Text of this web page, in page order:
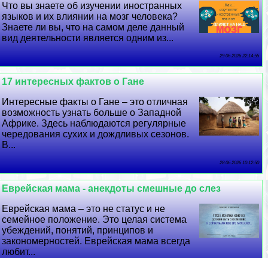
Что вы знаете об изучении иностранных
языков и их влиянии на мозг человека?
Знаете ли вы, что на самом деле данный
вид деятельности является одним из...
29 06 2026 22:14:55
17 интересных фактов о Гане
Интересные факты о Гане – это отличная
возможность узнать больше о Западной
Африке. Здесь наблюдаются регулярные
чередования сухих и дождливых сезонов.
В...
28 06 2026 10:12:50
Еврейская мама - анекдоты смешные до слез
Еврейская мама – это не статус и не
семейное положение. Это целая система
убеждений, понятий, принципов и
закономерностей. Еврейская мама всегда
любит...